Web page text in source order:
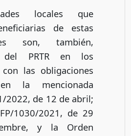
locales que
de estas
son, también,
del PRTR en los
las obligaciones
la mencionada
2022, de 12 de abril;
1030/2021, de 29
y la Orden